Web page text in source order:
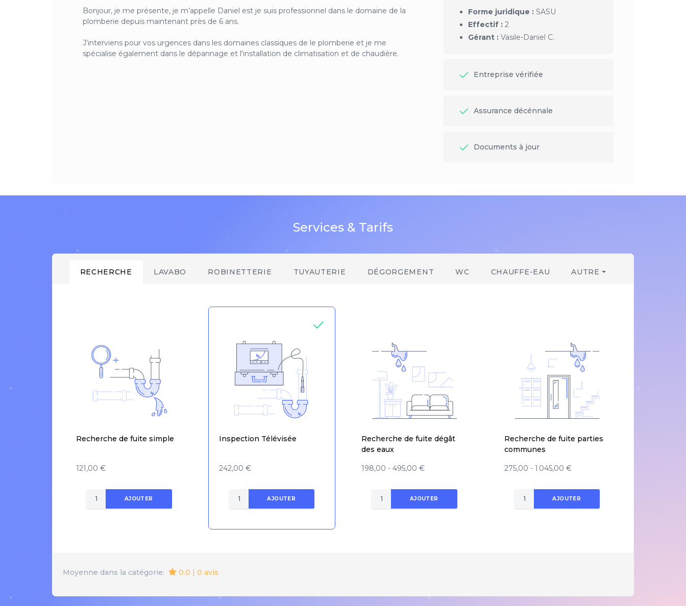
Bonjour, je me présente, je m’appelle Daniel est je suis professionnel dans le domaine de la
plomberie depuis maintenant près de 6 ans.
J’interviens pour vos urgences dans les domaines classiques de le plomberie et je me
spécialise également dans le dépannage et l'installation de climatisation et de chaudière.
Forme juridique :SASU
Effectif :2
Gérant :Vasile-Daniel C.
Entreprise vérifiée
Assurance décénnale
Documents à jour
Services & Tarifs
RECHERCHE LAVABO ROBINETTERIE TUYAUTERIE DÉGORGEMENT WC CHAUFFE-EAU AUTRE
Recherche de fuite simple
121,00 €
AJOUTER
Inspection Télévisée
242,00 €
AJOUTER
Recherche de fuite dégât
des eaux
198,00 - 495,00 €
AJOUTER
Recherche de fuite parties
communes
275,00 - 1 045,00 €
AJOUTER
Moyenne dans la catégorie: 0.0 | 0 avis